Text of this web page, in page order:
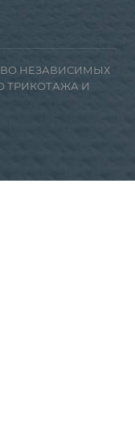
НЕЗАВИСИМЫХ
ТРИКОТАЖА И